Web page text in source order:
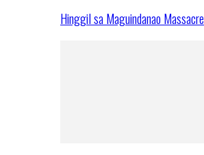
Hinggil sa Maguindanao Massacre